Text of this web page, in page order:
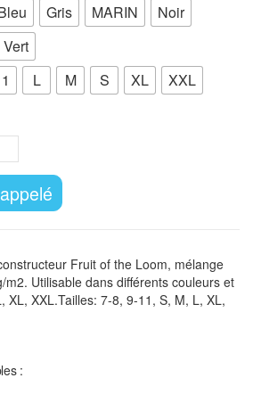
Gris MARIN
Noir
Vert
L M S XL XXL
Fruit of the Loom, mélange
Utilisable dans différents couleurs et
XL, XXL.Tailles: 7-8, 9-11, S, M, L, XL,
: